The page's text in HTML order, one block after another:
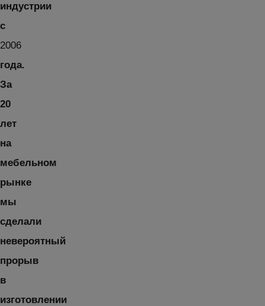
индустрии
с
2006
года.
За
20
лет
на
мебельном
рынке
мы
сделали
невероятный
прорыв
в
изготовлении